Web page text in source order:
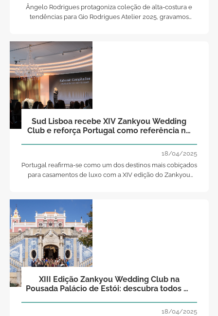
Ângelo Rodrigues protagoniza coleção de alta-costura e
tendências para Gio Rodrigues Atelier 2025, gravamos
Sud Lisboa recebe XIV Zankyou Wedding
Club e reforça Portugal como referência no
18/04/2025
Portugal reafirma-se como um dos destinos mais cobiçados
para casamentos de luxo com a XIV edição do Zankyou
XIII Edição Zankyou Wedding Club na
Pousada Palácio de Estói: descubra todos os
18/04/2025